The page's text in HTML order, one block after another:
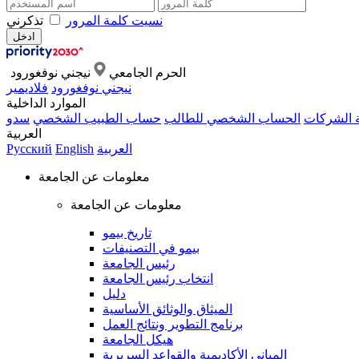
نسيت كلمة المرور تذكرني
الحرم الجامعي
نيجني نوفغورود
نيجني نوفغورود فلاديمير
الموارد الداخلية
الشركات الحساب الشخصي للطالب حساب الطبيب الشخصي سدو
العربية
Русский English العربية
معلومات عن الجامعة
معلومات عن الجامعة
تاريخ بيمو
بيمو في التصنيفات
رئيس الجامعة
انتخاب رئيس الجامعة
دليل
الميثاق والوثائق الأساسية
برنامج التطوير ونتائج العمل
هيكل الجامعة
المباني الأكاديمية والقواعد السريرية